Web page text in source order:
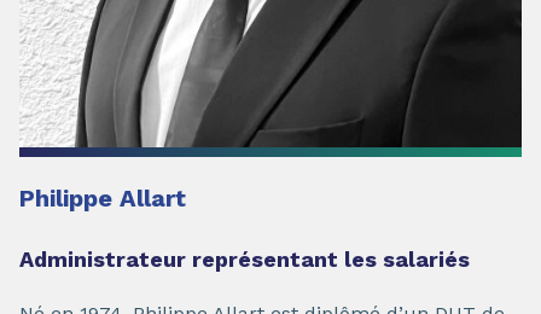
Philippe Allart
Administrateur représentant les salariés